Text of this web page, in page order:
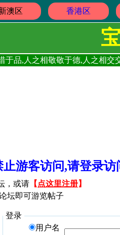
澳区 香港区
于品,人之相敬敬于德,人之相
止游客访问,请登录
，或请 【 点这里注册】
坛即可游览帖子
登录
用户名